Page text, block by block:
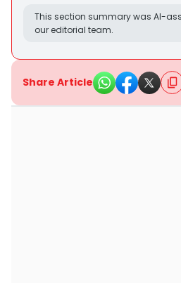
This section summary was AI-
our editorial team.
Share Article